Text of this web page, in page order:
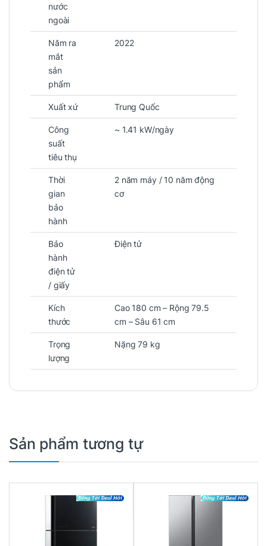
nước
ngoài
Năm ra
mắt
sản
phẩm
2022
Xuất xứ Trung Quốc
Công
suất
tiêu thụ
~ 1.41 kW/ngày
Thời
gian
bảo
hành
2 năm máy / 10 năm động
cơ
Bảo
hành
điện tử
/ giấy
Điện tử
Kích
thước
Cao 180 cm – Rộng 79.5
cm – Sâu 61 cm
Trọng
lượng
Nặng 79 kg
Sản phẩm tương tự